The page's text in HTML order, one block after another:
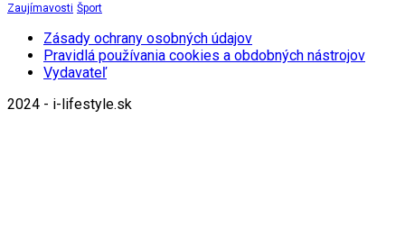
Zaujímavosti Šport
Zásady ochrany osobných údajov
Pravidlá používania cookies a obdobných nástrojov
Vydavateľ
2024 - i-lifestyle.sk